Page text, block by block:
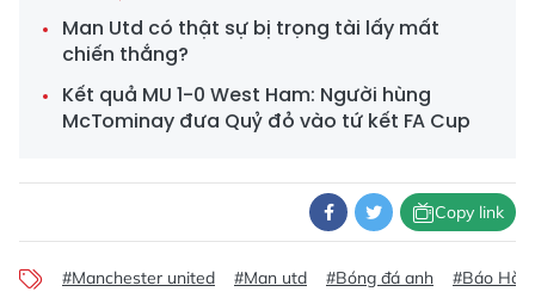
Man Utd có thật sự bị trọng tài lấy mất
chiến thắng?
Kết quả MU 1-0 West Ham: Người hùng
McTominay đưa Quỷ đỏ vào tứ kết FA Cup
Copy link
#Manchester united #Man utd #Bóng đá anh #Báo Hà